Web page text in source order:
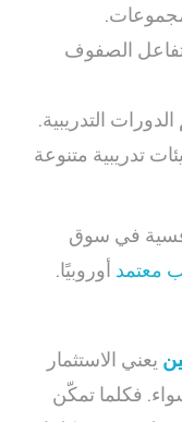
الصفوف
التدريبية.
تدريبية متنوعة
في سوق
معتمد أوروبيًا.
يعني الاستثمار
فكلما تمكّن